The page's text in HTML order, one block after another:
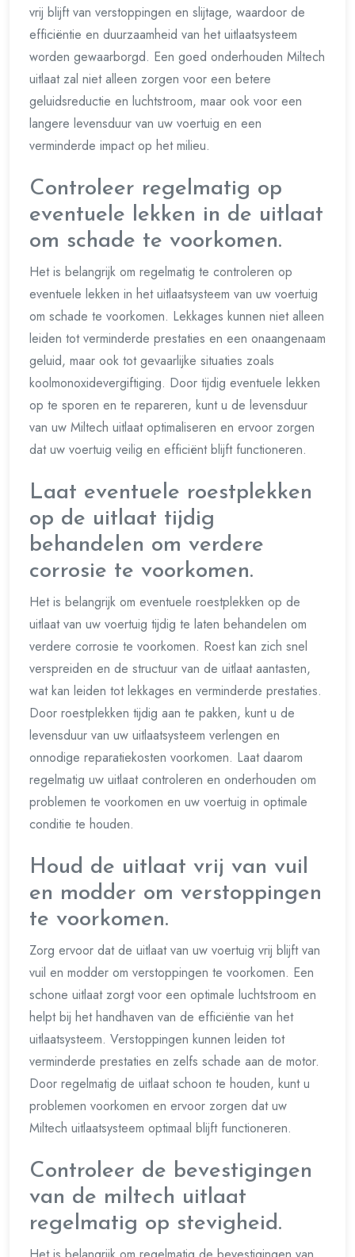
vrij blijft van verstoppingen en slijtage, waardoor de
efficiëntie en duurzaamheid van het uitlaatsysteem
worden gewaarborgd. Een goed onderhouden Miltech
uitlaat zal niet alleen zorgen voor een betere
geluidsreductie en luchtstroom, maar ook voor een
langere levensduur van uw voertuig en een
verminderde impact op het milieu.
Controleer regelmatig op
eventuele lekken in de uitlaat
om schade te voorkomen.
Het is belangrijk om regelmatig te controleren op
eventuele lekken in het uitlaatsysteem van uw voertuig
om schade te voorkomen. Lekkages kunnen niet alleen
leiden tot verminderde prestaties en een onaangenaam
geluid, maar ook tot gevaarlijke situaties zoals
koolmonoxidevergiftiging. Door tijdig eventuele lekken
op te sporen en te repareren, kunt u de levensduur
van uw Miltech uitlaat optimaliseren en ervoor zorgen
dat uw voertuig veilig en efficiënt blijft functioneren.
Laat eventuele roestplekken
op de uitlaat tijdig
behandelen om verdere
corrosie te voorkomen.
Het is belangrijk om eventuele roestplekken op de
uitlaat van uw voertuig tijdig te laten behandelen om
verdere corrosie te voorkomen. Roest kan zich snel
verspreiden en de structuur van de uitlaat aantasten,
wat kan leiden tot lekkages en verminderde prestaties.
Door roestplekken tijdig aan te pakken, kunt u de
levensduur van uw uitlaatsysteem verlengen en
onnodige reparatiekosten voorkomen. Laat daarom
regelmatig uw uitlaat controleren en onderhouden om
problemen te voorkomen en uw voertuig in optimale
conditie te houden.
Houd de uitlaat vrij van vuil
en modder om verstoppingen
te voorkomen.
Zorg ervoor dat de uitlaat van uw voertuig vrij blijft van
vuil en modder om verstoppingen te voorkomen. Een
schone uitlaat zorgt voor een optimale luchtstroom en
helpt bij het handhaven van de efficiëntie van het
uitlaatsysteem. Verstoppingen kunnen leiden tot
verminderde prestaties en zelfs schade aan de motor.
Door regelmatig de uitlaat schoon te houden, kunt u
problemen voorkomen en ervoor zorgen dat uw
Miltech uitlaatsysteem optimaal blijft functioneren.
Controleer de bevestigingen
van de miltech uitlaat
regelmatig op stevigheid.